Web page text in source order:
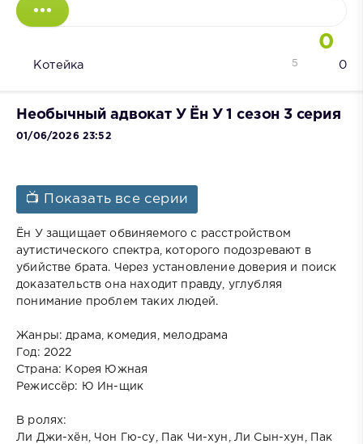
0
Котейка 0
5
Необычный адвокат У Ён У 1 сезон 3 серия
01/06/2026 23:52
📺 Показать все серии
Ён У защищает обвиняемого с расстройством
аутистического спектра, которого подозревают в
убийстве брата. Через установление доверия и поиск
доказательств она находит правду, углубляя
понимание проблем таких людей.
Жанры: драма, комедия, мелодрама
Год: 2022
Страна: Корея Южная
Режиссёр: Ю Ин-щик
В ролях:
Ли Джи-хён, Чон Гю-су, Пак Чи-хун, Ли Сын-хун, Пак